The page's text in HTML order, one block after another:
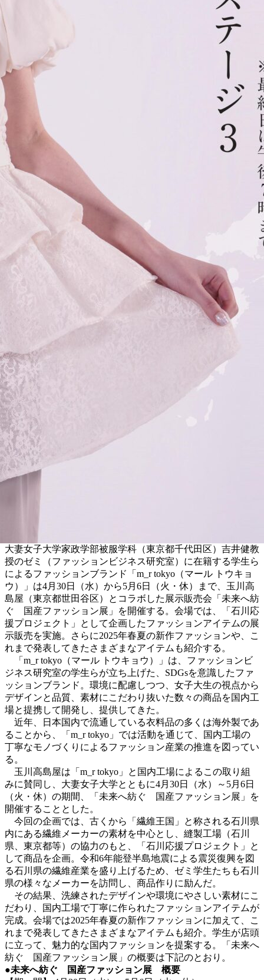
大妻女子大学家政学部被服学科（東京都千代田区）吉井健教
授のゼミ（ファッションビジネス研究室）に在籍する学生ら
によるファッションブランド「m_r tokyo（マール トウキョ
ウ）」は4月30日（水）から5月6日（火・休）まで、玉川高
島屋（東京都世田谷区）とコラボした展示販売会「未来へ紡
ぐ 国産ファッション展」を開催する。会場では、「石川応
援プロジェクト」として企画したファッションアイテムの展
示販売を実施。さらに2025年春夏の新作ファッションや、こ
れまで発表してきたさまざまなアイテムも紹介する。
「m_r tokyo（マール トウキョウ）」は、ファッションビ
ジネス研究室の学生らが立ち上げた、SDGsを意識したファ
ッションブランド。環境に配慮しつつ、女子大生の視点から
デザインと品質、素材にこだわり抜いた数々の商品を国内工
場と提携して開発し、提供してきた。
近年、日本国内で流通している衣料品の多くは海外製であ
ることから、「m_r tokyo」では活動を通じて、国内工場の
丁寧なモノづくりによるファッション産業の推進を図ってい
る。
玉川高島屋は「m_r tokyo」と国内工場によるこの取り組
みに賛同し、大妻女子大学とともに4月30日（水）～5月6日
（火・休）の期間、「未来へ紡ぐ 国産ファッション展」を
開催することとした。
今回の企画では、古くから「繊維王国」と称される石川県
内にある繊維メーカーの素材を中心とし、縫製工場（石川
県、東京都等）の協力のもと、「石川応援プロジェクト」と
して商品を企画。令和6年能登半島地震による震災復興を図
る石川県の繊維産業を盛り上げるため、ゼミ学生たちも石川
県の様々なメーカーを訪問し、商品作りに励んだ。
その結果、洗練されたデザインや環境にやさしい素材にこ
だわり、国内工場で丁寧に作られたファッションアイテムが
完成。会場では2025年春夏の新作ファッションに加えて、こ
れまで発表してきたさまざまなアイテムも紹介。学生が店頭
に立って、魅力的な国内ファッションを提案する。「未来へ
紡ぐ 国産ファッション展」の概要は下記のとおり。
●未来へ紡ぐ 国産ファッション展 概要